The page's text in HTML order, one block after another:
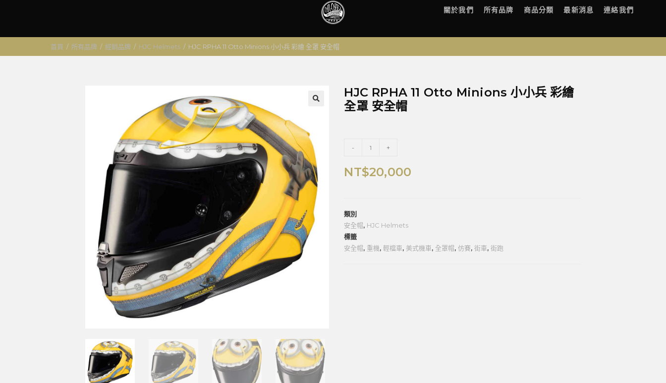
關於我們 所有品牌 商品分類 最新消息 連絡我們
首頁 / 所有品牌 / 經銷品牌 / HJC Helmets / HJC RPHA 11 Otto Minions 小小兵 彩繪 全罩 安全帽
HJC RPHA 11 Otto Minions 小小兵 彩繪
全罩 安全帽
- +
NT$20,000
類別
安全帽, HJC Helmets
標籤
安全帽, 重機, 輕檔車, 美式機車, 全罩帽,仿賽,街車,街跑